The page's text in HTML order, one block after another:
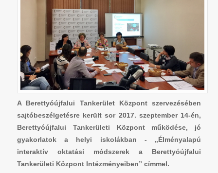
A Berettyóújfalui Tankerület Központ szervezésében
sajtóbeszélgetésre került sor 2017. szeptember 14-én,
Berettyóújfalui Tankerületi Központ működése, jó
gyakorlatok a helyi iskolákban - „Élményalapú
interaktív oktatási módszerek a Berettyóújfalui
Tankerületi Központ Intézményeiben” címmel.